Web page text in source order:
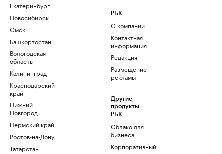
Екатеринбург
Новосибирск
Омск
Башкортостан
Вологодская
область
Калининград
Краснодарский
край
Нижний
Новгород
Пермский край
Ростов-на-Дону
Татарстан
РБК
О компании
Контактная
информация
Редакция
Размещение
рекламы
Другие
продукты
РБК
Облако для
бизнеса
Корпоративный